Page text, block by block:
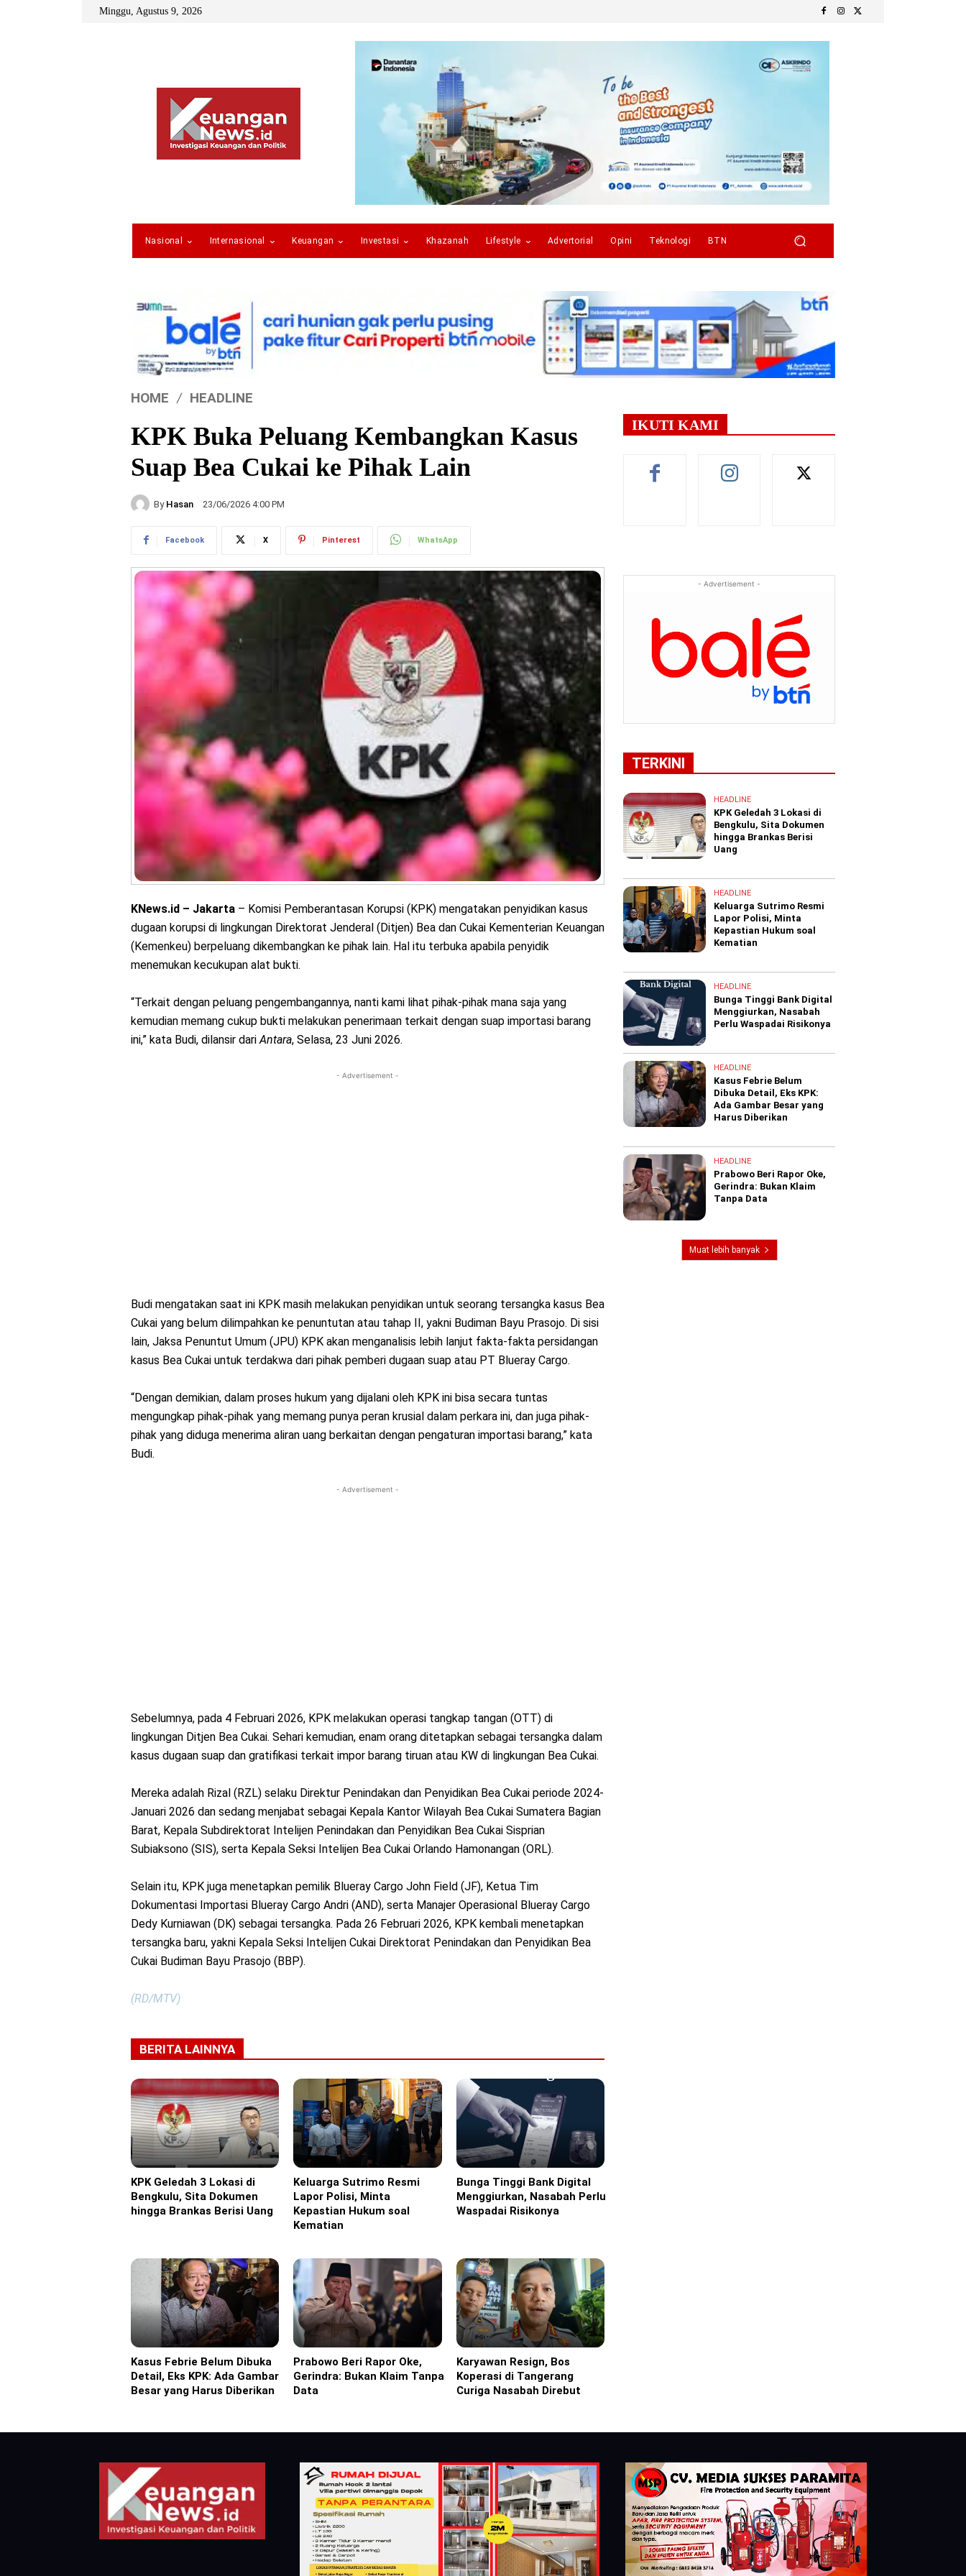
Minggu, Agustus 9, 2026
Nasional Internasional Keuangan Investasi Khazanah Lifestyle Advertorial Opini Teknologi BTN
HOME HEADLINE
KPK Buka Peluang Kembangkan Kasus
Suap Bea Cukai ke Pihak Lain
By Hasan 23/06/2026 4:00 PM
Facebook X Pinterest WhatsApp
KNews.id – Jakarta – Komisi Pemberantasan Korupsi (KPK) mengatakan penyidikan kasus
dugaan korupsi di lingkungan Direktorat Jenderal (Ditjen) Bea dan Cukai Kementerian Keuangan
(Kemenkeu) berpeluang dikembangkan ke pihak lain. Hal itu terbuka apabila penyidik
menemukan kecukupan alat bukti.
“Terkait dengan peluang pengembangannya, nanti kami lihat pihak-pihak mana saja yang
kemudian memang cukup bukti melakukan penerimaan terkait dengan suap importasi barang
ini,” kata Budi, dilansir dariAntara, Selasa, 23 Juni 2026.
- Advertisement -
Budi mengatakan saat ini KPK masih melakukan penyidikan untuk seorang tersangka kasus Bea
Cukai yang belum dilimpahkan ke penuntutan atau tahap II, yakni Budiman Bayu Prasojo. Di sisi
lain, Jaksa Penuntut Umum (JPU) KPK akan menganalisis lebih lanjut fakta-fakta persidangan
kasus Bea Cukai untuk terdakwa dari pihak pemberi dugaan suap atau PT Blueray Cargo.
“Dengan demikian, dalam proses hukum yang dijalani oleh KPK ini bisa secara tuntas
mengungkap pihak-pihak yang memang punya peran krusial dalam perkara ini, dan juga pihak-
pihak yang diduga menerima aliran uang berkaitan dengan pengaturan importasi barang,” kata
Budi.
- Advertisement -
Sebelumnya, pada 4 Februari 2026, KPK melakukan operasi tangkap tangan (OTT) di
lingkungan Ditjen Bea Cukai. Sehari kemudian, enam orang ditetapkan sebagai tersangka dalam
kasus dugaan suap dan gratifikasi terkait impor barang tiruan atau KW di lingkungan Bea Cukai.
Mereka adalah Rizal (RZL) selaku Direktur Penindakan dan Penyidikan Bea Cukai periode 2024-
Januari 2026 dan sedang menjabat sebagai Kepala Kantor Wilayah Bea Cukai Sumatera Bagian
Barat, Kepala Subdirektorat Intelijen Penindakan dan Penyidikan Bea Cukai Sisprian
Subiaksono (SIS), serta Kepala Seksi Intelijen Bea Cukai Orlando Hamonangan (ORL).
Selain itu, KPK juga menetapkan pemilik Blueray Cargo John Field (JF), Ketua Tim
Dokumentasi Importasi Blueray Cargo Andri (AND), serta Manajer Operasional Blueray Cargo
Dedy Kurniawan (DK) sebagai tersangka. Pada 26 Februari 2026, KPK kembali menetapkan
tersangka baru, yakni Kepala Seksi Intelijen Cukai Direktorat Penindakan dan Penyidikan Bea
Cukai Budiman Bayu Prasojo (BBP).
(RD/MTV)
BERITA LAINNYA
Headline
KPK Geledah 3 Lokasi di
Bengkulu, Sita Dokumen
hingga Brankas Berisi Uang
Headline
Keluarga Sutrimo Resmi
Lapor Polisi, Minta
Kepastian Hukum soal
Kematian
Headline
Bunga Tinggi Bank Digital
Menggiurkan, Nasabah Perlu
Waspadai Risikonya
Headline
Kasus Febrie Belum Dibuka
Detail, Eks KPK: Ada Gambar
Besar yang Harus Diberikan
Headline
Prabowo Beri Rapor Oke,
Gerindra: Bukan Klaim Tanpa
Data
Headline
Karyawan Resign, Bos
Koperasi di Tangerang
Curiga Nasabah Direbut
IKUTI KAMI
- Advertisement -
TERKINI
HEADLINE
KPK Geledah 3 Lokasi di
Bengkulu, Sita Dokumen
hingga Brankas Berisi
Uang
HEADLINE
Keluarga Sutrimo Resmi
Lapor Polisi, Minta
Kepastian Hukum soal
Kematian
HEADLINE
Bunga Tinggi Bank Digital
Menggiurkan, Nasabah
Perlu Waspadai Risikonya
HEADLINE
Kasus Febrie Belum
Dibuka Detail, Eks KPK:
Ada Gambar Besar yang
Harus Diberikan
HEADLINE
Prabowo Beri Rapor Oke,
Gerindra: Bukan Klaim
Tanpa Data
Muat lebih banyak